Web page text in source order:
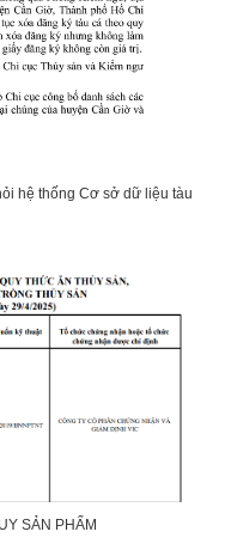
hệ thống Cơ sở dữ liệu tàu
SẢN PHẨM